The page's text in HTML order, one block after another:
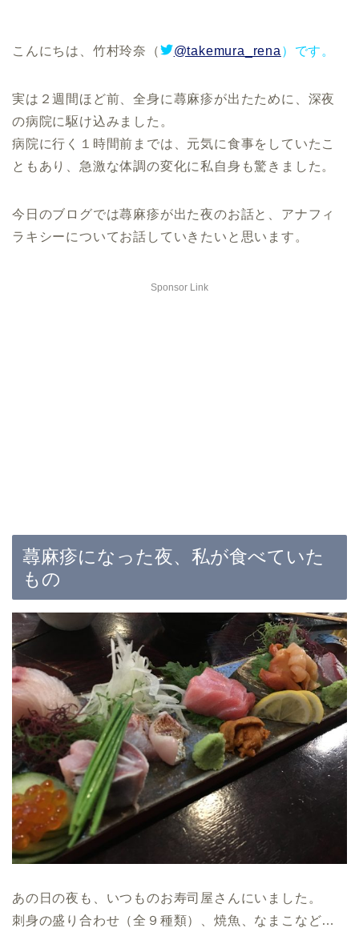
こんにちは、竹村玲奈（ @takemura_rena ）です。
実は２週間ほど前、全身に蕁麻疹が出たために、深夜
の病院に駆け込みました。
病院に行く１時間前までは、元気に食事をしていたこ
ともあり、急激な体調の変化に私自身も驚きました。
今日のブログでは蕁麻疹が出た夜のお話と、アナフィ
ラキシーについてお話していきたいと思います。
Sponsor Link
蕁麻疹になった夜、私が食べていた
もの
あの日の夜も、いつものお寿司屋さんにいました。
刺身の盛り合わせ（全９種類）、焼魚、なまこなど…